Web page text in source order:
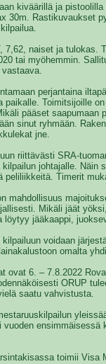
kiväärillä ja
30m. Rastikuvaukset
7,62, naiset ja tulokas.
tai myöhemmin.
perjantaina
paikalle. Toimitsijoille
pääset saapumaan
sinut ryhmään.
jne.
riittävästi SRA-
johtajalle. Näin
peliliikkeitä. Timerit
mahdollisuus
Mikäli jäät
jääkaappi,
voidaan
omalta
ovat 6. – 7.8.2022
ORUP
saatu vahvistusta.
ensimmäisessä
toimii Visa